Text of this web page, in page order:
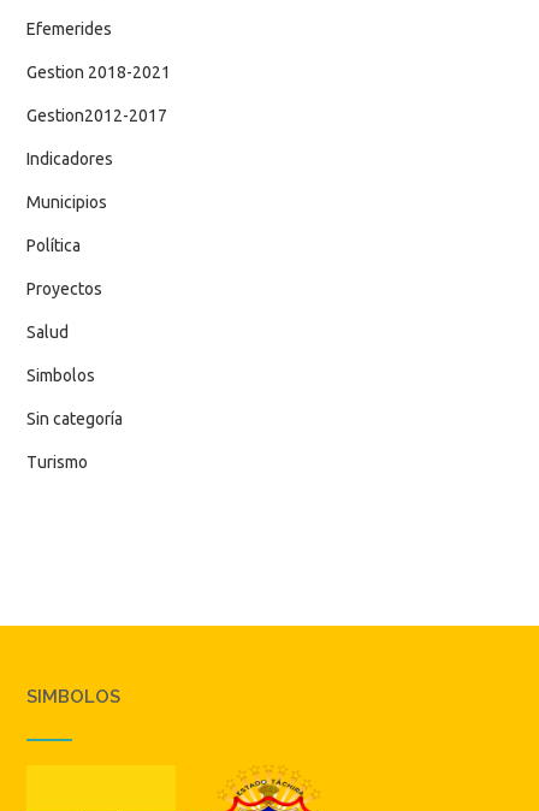
Efemerides
Gestion 2018-2021
Gestion2012-2017
Indicadores
Municipios
Política
Proyectos
Salud
Simbolos
Sin categoría
Turismo
SIMBOLOS